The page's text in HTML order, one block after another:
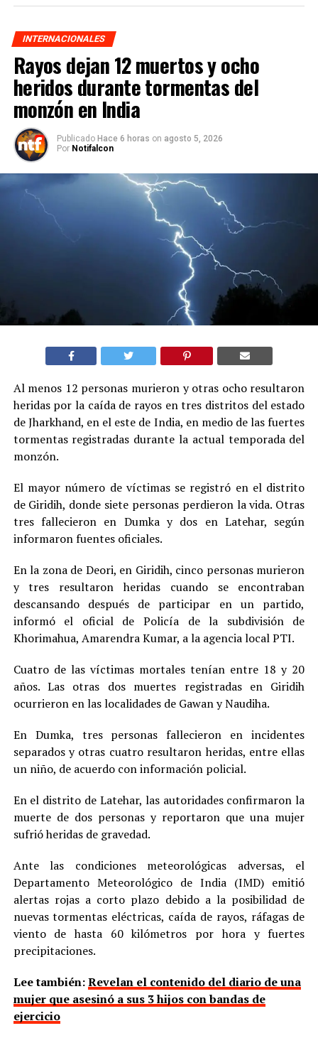
INTERNACIONALES
Rayos dejan 12 muertos y ocho
heridos durante tormentas del
monzón en India
Publicado Hace 6 horas on agosto 5, 2026
Por Notifalcon
Al menos 12 personas murieron y otras ocho resultaron
heridas por la caída de rayos en tres distritos del estado
de Jharkhand, en el este de India, en medio de las fuertes
tormentas registradas durante la actual temporada del
monzón.
El mayor número de víctimas se registró en el distrito
de Giridih, donde siete personas perdieron la vida. Otras
tres fallecieron en Dumka y dos en Latehar, según
informaron fuentes oficiales.
En la zona de Deori, en Giridih, cinco personas murieron
y tres resultaron heridas cuando se encontraban
descansando después de participar en un partido,
informó el oficial de Policía de la subdivisión de
Khorimahua, Amarendra Kumar, a la agencia local PTI.
Cuatro de las víctimas mortales tenían entre 18 y 20
años. Las otras dos muertes registradas en Giridih
ocurrieron en las localidades de Gawan y Naudiha.
En Dumka, tres personas fallecieron en incidentes
separados y otras cuatro resultaron heridas, entre ellas
un niño, de acuerdo con información policial.
En el distrito de Latehar, las autoridades confirmaron la
muerte de dos personas y reportaron que una mujer
sufrió heridas de gravedad.
Ante las condiciones meteorológicas adversas, el
Departamento Meteorológico de India (IMD) emitió
alertas rojas a corto plazo debido a la posibilidad de
nuevas tormentas eléctricas, caída de rayos, ráfagas de
viento de hasta 60 kilómetros por hora y fuertes
precipitaciones.
Lee también:Revelan el contenido del diario de una
mujer que asesinó a sus 3 hijos con bandas de
ejercicio